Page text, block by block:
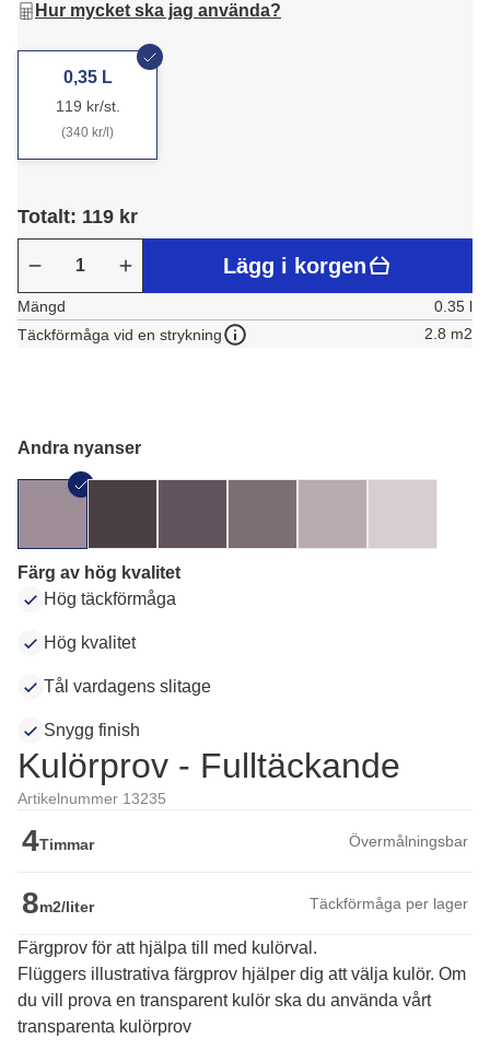
Hur mycket ska jag använda?
0,35 L
119 kr/st.
(340 kr/l)
Totalt: 119 kr
Lägg i korgen
Mängd
0.35 l
Täckförmåga vid en strykning
2.8 m2
Andra nyanser
Färg av hög kvalitet
Hög täckförmåga
Hög kvalitet
Tål vardagens slitage
Snygg finish
Kulörprov - Fulltäckande
Artikelnummer 13235
4Timmar Övermålningsbar
8m2/liter Täckförmåga per lager
Färgprov för att hjälpa till med kulörval.
Flüggers illustrativa färgprov hjälper dig att välja kulör. Om
du vill prova en transparent kulör ska du använda vårt
transparenta kulörprov